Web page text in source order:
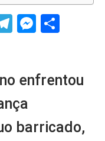
Telegram
enfrentou
barricado,